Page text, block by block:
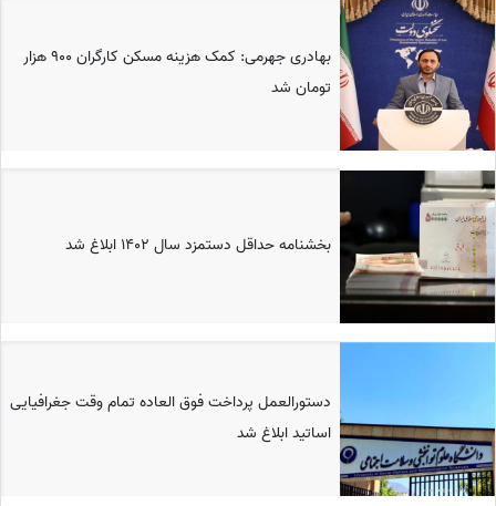
بهادری جهرمی: کمک هزینه مسکن کارگران 900 هزار
تومان شد
بخشنامه حداقل دستمزد سال 1402 ابلاغ شد
دستورالعمل پرداخت فوق العاده تمام وقت جغرافیایی
اساتید ابلاغ شد